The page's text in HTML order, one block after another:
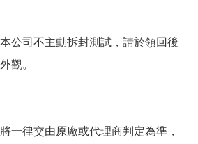
公司不主動拆封測試，請於領回後
觀。
一律交由原廠或代理商判定為準，